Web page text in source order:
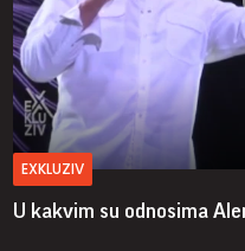
EXKLUZIV
U kakvim su odnosima